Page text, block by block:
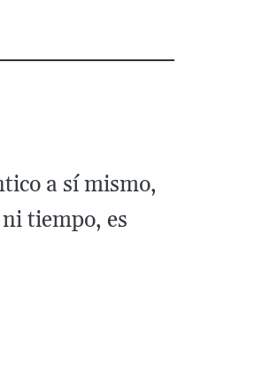
a sí mismo,
tiempo, es